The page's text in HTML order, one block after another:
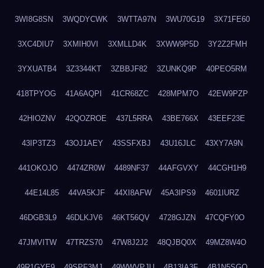
3WI8G8SN 3WQDYCWK 3WTTA97N 3WU70G19 3X71FE60
3XC4DIU7 3XMIH0VI 3XMLLD4K 3XWW9P5D 3Y2Z2FMH
3YXUATB4 3Z3344KT 3ZBBJF82 3ZUNKQ9P 40PEO5RM
418TPYOG 41A6AQPI 41CR68ZC 428MPM7O 42EW9PZP
42HIOZNV 42QOZROE 437L5RRA 43BE766X 43EEF23E
43IP3TZ3 43OJ1AEY 43SSFXBJ 43U16JLC 43XY7A9N
441OKOJO 4474ZR0W 4489NF37 44AFGVXY 44CGH1H9
44E14L85 44VA5KJF 44XI8AFW 45A3IPS9 4601IURZ
46DGB3L9 46DLKJV6 46KT56QV 4728GJZN 47CQFY0O
47JMVITW 47TRZS70 47W8J2J2 48QJBQ0X 49MZ8W4O